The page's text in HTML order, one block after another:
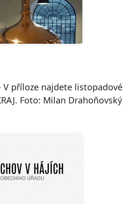
příloze najdete listopadové
Foto: Milan Drahoňovský